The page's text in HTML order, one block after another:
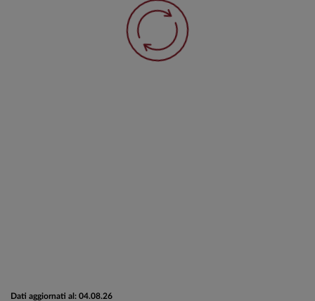
Dati aggiornati al: 04.08.26